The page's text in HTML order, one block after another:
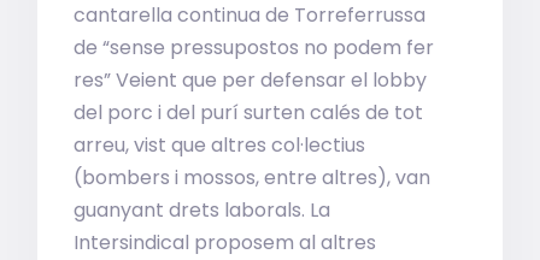
cantarella continua de Torreferrussa
de “sense pressupostos no podem fer
res” Veient que per defensar el lobby
del porc i del purí surten calés de tot
arreu, vist que altres col·lectius
(bombers i mossos, entre altres), van
guanyant drets laborals. La
Intersindical proposem al altres